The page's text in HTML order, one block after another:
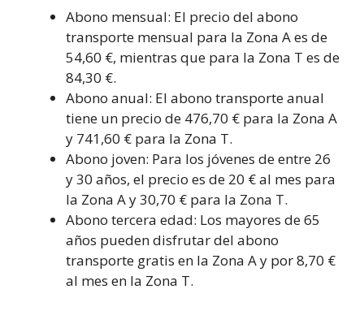
Abono mensual: El precio del abono
transporte mensual para la Zona A es de
54,60 €, mientras que para la Zona T es de
84,30 €.
Abono anual: El abono transporte anual
tiene un precio de 476,70 € para la Zona A
y 741,60 € para la Zona T.
Abono joven: Para los jóvenes de entre 26
y 30 años, el precio es de 20 € al mes para
la Zona A y 30,70 € para la Zona T.
Abono tercera edad: Los mayores de 65
años pueden disfrutar del abono
transporte gratis en la Zona A y por 8,70 €
al mes en la Zona T.